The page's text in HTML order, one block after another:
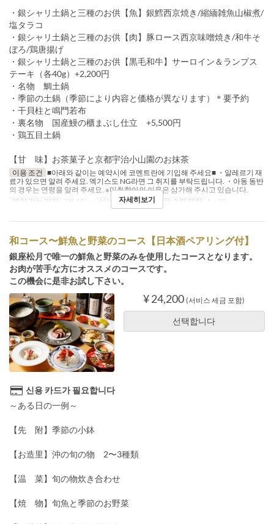
・銀シャリ土鍋と三種のお供【魚】銀鱈西京焼き/縮緬雑魚山椒煮/
塩タラコ
・銀シャリ土鍋と三種のお供【肉】豚ロース西京味噌焼き/和牛そ
ぼろ/鶏唐揚げ
・銀シャリ土鍋と三種のお供【黒毛和牛】サーロイン＆ランプス
テーキ（各40g）+2,200円
・名物 鯛土鍋
・季節の土鍋（季節により内容と価格が異なります）＊要予約
・干貝柱と鳴門若布
・裏名物 国産鰻の櫃まぶし仕立 +5,500円
・鶏五目土鍋
【甘 味】お茶菓子と京都宇治小山園のお抹茶
이용 조건 ■아래와 같이는 예약시에 코멘트란에 기입해 주세요■ ・알레르기 재
료가 있으면 알려 주세요. 엑기스도 NG라면 그 취지를 부탁드립니다. ・아동 동반
의 경우는 연령을 알려 주세요. ※미취학아의 이용은 삼가해 주시고 있습니다.
예약 가능 기간
3월 1일 ~ 식사 점심, 저녁 주문 수량 제한 1 ~ 10
자세히보기
和コース〜鮮魚と野菜のコース【日本酒ペアリング付】
銀座松月で唯一の鮮魚と野菜のみを使用したコースとなります。
お肉が苦手な方にオススメのコースです。
この機会に是非お試し下さい。
¥ 24,200 (서비스 세금 포함)
선택합니다
신용 카드가 필요합니다
～ある日の一例～
【先 附】季節の小鉢
【お造里】沖の旬の物 2〜3種類
【温 菜】旬の物炊き合わせ
【焼 物】旬魚と季節のお野菜